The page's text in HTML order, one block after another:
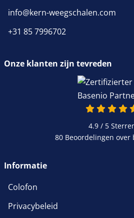
info@kern-weegschalen.com
+31 85 7996702
Onze klanten zijn tevreden
4.9 / 5
80 Beoordelingen over
Informatie
Colofon
Privacybeleid